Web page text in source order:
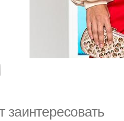
заинтересовать